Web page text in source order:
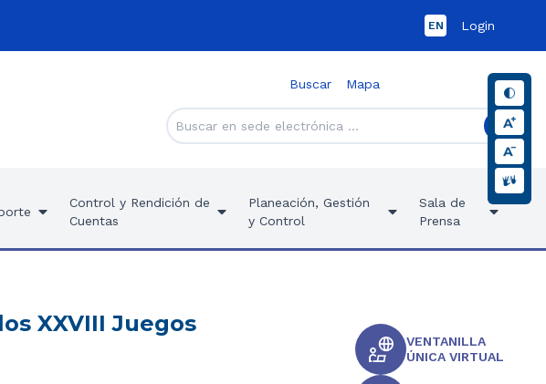
EN Login
Buscar Mapa
Control y Rendición de
Cuentas
Planeación, Gestión
y Control
Sala de
Prensa
XXVIII Juegos
VENTANILLA
ÚNICA VIRTUAL